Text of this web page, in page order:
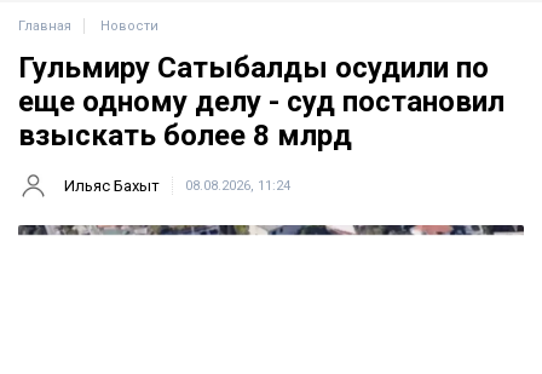
Главная Новости
Гульмиру Сатыбалды осудили по
еще одному делу - суд постановил
взыскать более 8 млрд
Ильяс Бахыт 08.08.2026, 11:24